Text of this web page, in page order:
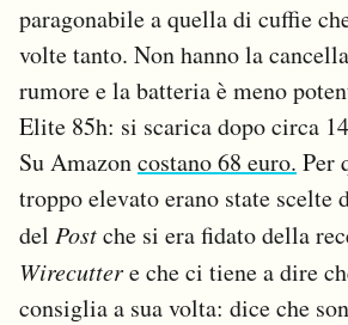
paragonabile a quella di cuffie
volte tanto. Non hanno la
rumore e la batteria è meno
Elite 85h: si scarica dopo circa
Su Amazoncostano 68 euro. Per
troppo elevato erano state scelte
del Postche si era fidato della
Wirecuttere che ci tiene a dire
consiglia a sua volta: dice che